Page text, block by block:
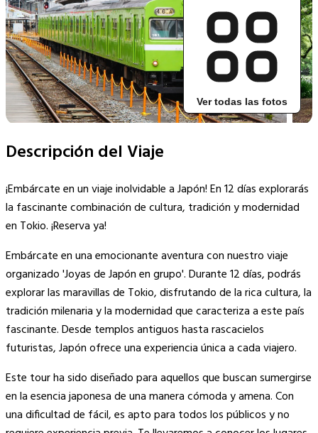
Ver todas las fotos
Descripción del Viaje
¡Embárcate en un viaje inolvidable a Japón! En 12 días explorarás
la fascinante combinación de cultura, tradición y modernidad
en Tokio. ¡Reserva ya!
Embárcate en una emocionante aventura con nuestro viaje
organizado 'Joyas de Japón en grupo'. Durante 12 días, podrás
explorar las maravillas de Tokio, disfrutando de la rica cultura, la
tradición milenaria y la modernidad que caracteriza a este país
fascinante. Desde templos antiguos hasta rascacielos
futuristas, Japón ofrece una experiencia única a cada viajero.
Este tour ha sido diseñado para aquellos que buscan sumergirse
en la esencia japonesa de una manera cómoda y amena. Con
una dificultad de fácil, es apto para todos los públicos y no